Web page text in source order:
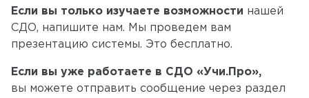
Если вы только изучаете возможности нашей
СДО, напишите нам. Мы проведем вам
презентацию системы. Это бесплатно.
Если вы уже работаете в СДО «Учи.Про»,
вы можете отправить сообщение через раздел